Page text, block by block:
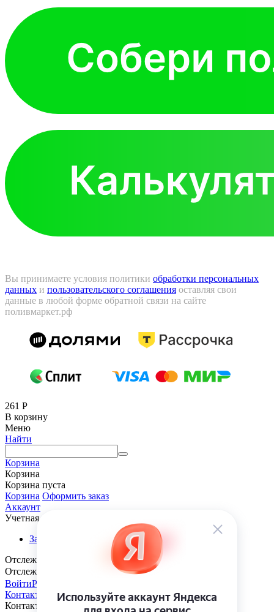
Вы принимаете условия политики обработки персональных
данных и пользовательского соглашения оставляя свои
данные в любой форме обратной связи на сайте
поливмаркет.рф
261 Р
В корзину
Меню
Найти
Корзина
Корзина
Корзина пуста
Корзина Оформить заказ
Аккаунт
Учетная запись
Заказы
Отслеживание заказа
Отслеживание заказа
ВойтиРегистрация
Контакты
Контакты